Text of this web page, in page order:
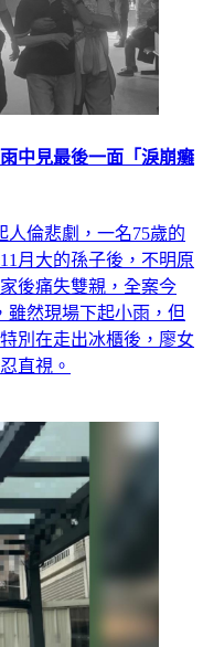
中見最後一面「淚崩癱
人倫悲劇，一名75歲的
月大的孫子後，不明原
後痛失雙親，全案今
雖然現場下起小雨，但
別在走出冰櫃後，廖女
直視。